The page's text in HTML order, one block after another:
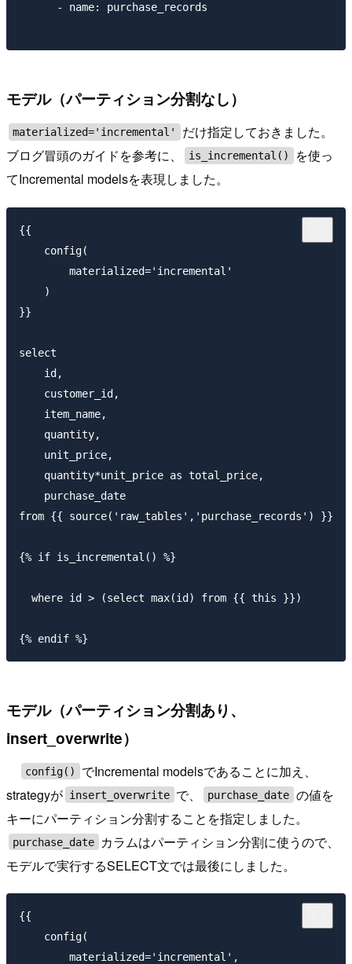
      - name: purchase_records
モデル（パーティション分割なし）
materialized='incremental'
だけ指定しておきました。
ブログ冒頭のガイドを参考に、
is_incremental()
を使っ
てIncremental modelsを表現しました。
{{
    config(
        materialized='incremental'
    )
}}
select
    id,
    customer_id,
    item_name,
    quantity,
    unit_price,
    quantity*unit_price as total_price,
    purchase_date
from {{ source('raw_tables','purchase_records') }}
{% if is_incremental() %}
  where id > (select max(id) from {{ this }})
モデル（パーティション分割あり、
insert_overwrite）
config()
でIncremental modelsであることに加え、
strategyが insert_overwrite で、 purchase_date の値を
キーにパーティション分割することを指定しました。
purchase_date
カラムはパーティション分割に使うので、
モデルで実行するSELECT文では最後にしました。
{{
    config(
        materialized='incremental',